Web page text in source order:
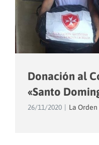
Donación al
«Santo
26/11/2020 La